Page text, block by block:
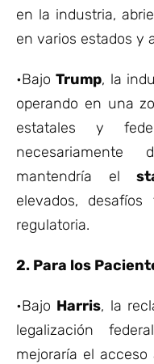
en la industria,
en varios estados y
•BajoTrump, la
operando en una
estatales y
necesariamente
mantendría el
elevados,
regulatoria.
2. Para los
•Bajo Harris, la
legalización
mejoraría el